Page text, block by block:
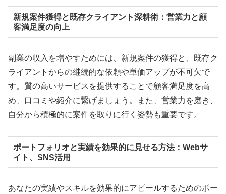
新規案件獲得と既存クライアント深耕術：営業力と顧
客満足度の向上
副業の収入を増やすためには、新規案件の獲得と、既存ク
ライアントからの継続的な依頼や単価アップが不可欠で
す。質の高いサービスを提供することで顧客満足度を高
め、口コミや紹介に繋げましょう。また、営業力を磨き、
自分から積極的に案件を取りに行く姿勢も重要です。
ポートフォリオと実績を効果的に見せる方法：Webサ
イト、SNS活用
あなたの実績やスキルを効果的にアピールするためのポー